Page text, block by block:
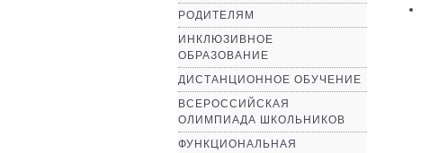
РОДИТЕЛЯМ
ИНКЛЮЗИВНОЕ
ОБРАЗОВАНИЕ
ДИСТАНЦИОННОЕ ОБУЧЕНИЕ
ВСЕРОССИЙСКАЯ
ОЛИМПИАДА ШКОЛЬНИКОВ
ФУНКЦИОНАЛЬНАЯ